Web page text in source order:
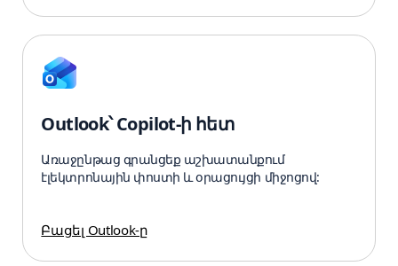
Outlook՝ Copilot-ի հետ
Առաջընթաց գրանցեք աշխատանքում
էլեկտրոնային փոստի և օրացույցի միջոցով:
Բացել Outlook-ը